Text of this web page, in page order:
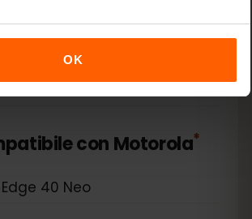
OK
con Motorola*
40 Neo